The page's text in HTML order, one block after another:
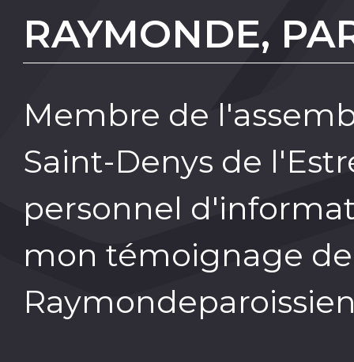
RAYMONDE,
Membre de
Saint-Denys de
personnel
mon témoignage